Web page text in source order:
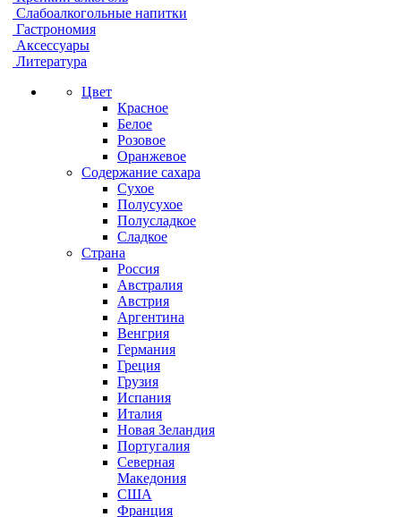
Слабоалкогольные напитки
Гастрономия
Аксессуары
Литература
Цвет
Красное
Белое
Розовое
Оранжевое
Содержание сахара
Сухое
Полусухое
Полусладкое
Сладкое
Страна
Россия
Австралия
Австрия
Аргентина
Венгрия
Германия
Греция
Грузия
Испания
Италия
Новая Зеландия
Португалия
Северная
Македония
США
Франция